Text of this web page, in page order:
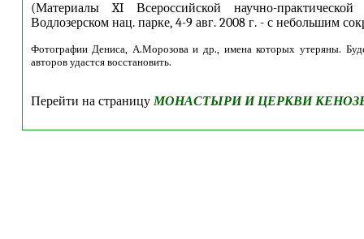
(Материалы XI Всероссийской научно-
Водлозерском нац. парке, 4-9 авг. 2008 г. - с небольшим
Фотографии Дениса, А.Морозова и др., имена которых утеряны.
авторов удастся восстановить.
Перейти на страницуМОНАСТЫРИ И ЦЕРКВИ